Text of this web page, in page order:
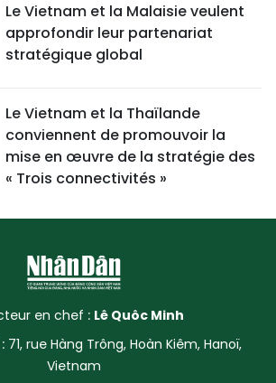
Le Vietnam et la Malaisie veulent
approfondir leur partenariat
stratégique global
Le Vietnam et la Thaïlande
conviennent de promouvoir la
mise en œuvre de la stratégie des
« Trois connectivités »
en chef : Lê Quôc Minh
71, rue Hàng Trông, Hoàn Kiêm, Hanoï,
Vietnam